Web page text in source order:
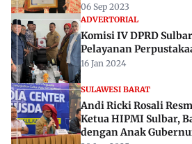
06 Sep 2023
ADVERTORIAL
Komisi IV DPRD
Pelayanan
16 Jan 2024
SULAWESI BARAT
Andi Ricki Rosali
Ketua HIPMI Sulbar,
dengan Anak